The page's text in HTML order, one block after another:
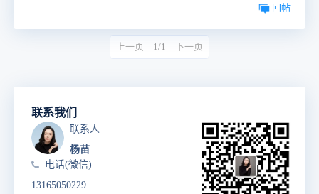
回帖
上一页 1/1 下一页
联系我们
联系人
杨苗
电话(微信)
13165050229